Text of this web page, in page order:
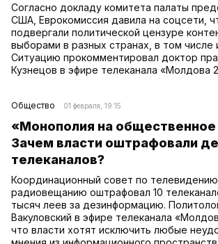
Согласно докладу комитета палаты
США, Еврокомиссия давила на соцсети,
подвергали политической цензуре
выборами в разных странах, в том числе
Ситуацию прокомментировал доктор
Кузнецов в эфире телеканала «Молдова
Общество 01 февраля, 19:15
«Монополия на
Зачем власти оштрафовали
телеканалов?
Координационный совет по
радиовещанию оштрафовал 10
тысяч леев за дезинформацию.
Вакуловский в эфире телеканала
что власти хотят исключить любые